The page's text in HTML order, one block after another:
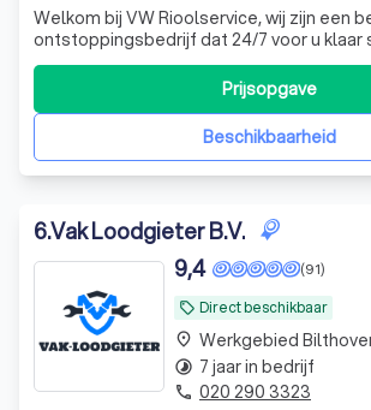
Welkom bij VW Rioolservice, wij zijn een
ontstoppingsbedrijf dat 24/7 voor u klaar
problemen ondervindt met een
douche of toilet, wij hebben de kennis,
materialen om dit snel op te lossen.
om kunnen wij u ook van dieBeschikbaarheid
Prijsopgave
6.Vak Loodgieter B.V.
local_offer Direct beschikbaar
(91)
9,4
place Werkgebied
timelapse 7 jaar in bedrijf
phone 020 290 3323